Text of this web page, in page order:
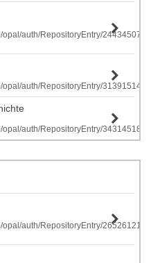
opal/auth/RepositoryEntry/
opal/auth/RepositoryEntry/
opal/auth/RepositoryEntry/
opal/auth/RepositoryEntry/